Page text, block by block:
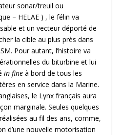
sonar/treuil ou
– HELAE ) , le félin va
et un vecteur déporté de
la cible au plus près dans
Pour autant, l’histoire va
du biturbine et lui
in fine à bord de tous les
en service dans la Marine.
le Lynx français aura
marginale. Seules quelques
au fil des ans, comme,
d’une nouvelle motorisation